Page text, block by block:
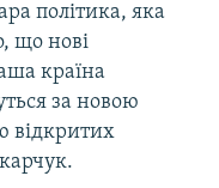
політика, яка
що нові
країна
за новою
відкритих